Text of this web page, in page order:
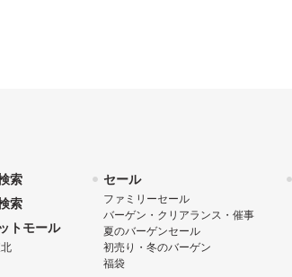
索
索
トモール
セール
ファミリーセール
バーゲン・クリアランス・催事
夏のバーゲンセール
初売り・冬のバーゲン
福袋